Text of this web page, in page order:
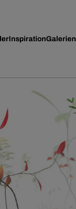
InspirationGalerien